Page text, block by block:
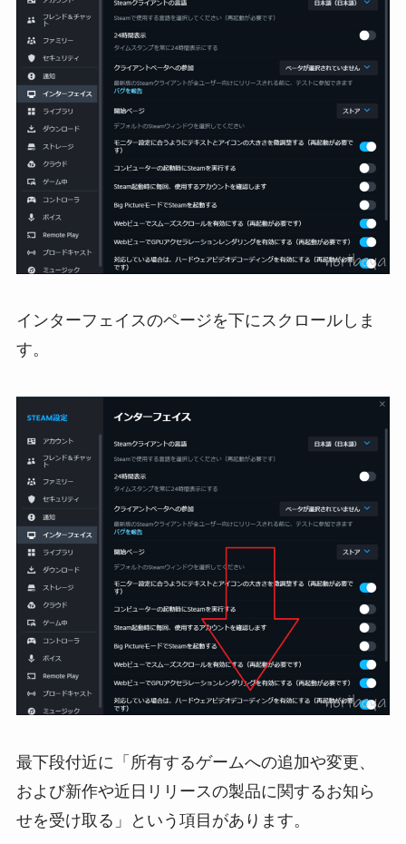
インターフェイスのページを下にスクロールしま
す。
最下段付近に「所有するゲームへの追加や変更、
および新作や近日リリースの製品に関するお知ら
せを受け取る」という項目があります。